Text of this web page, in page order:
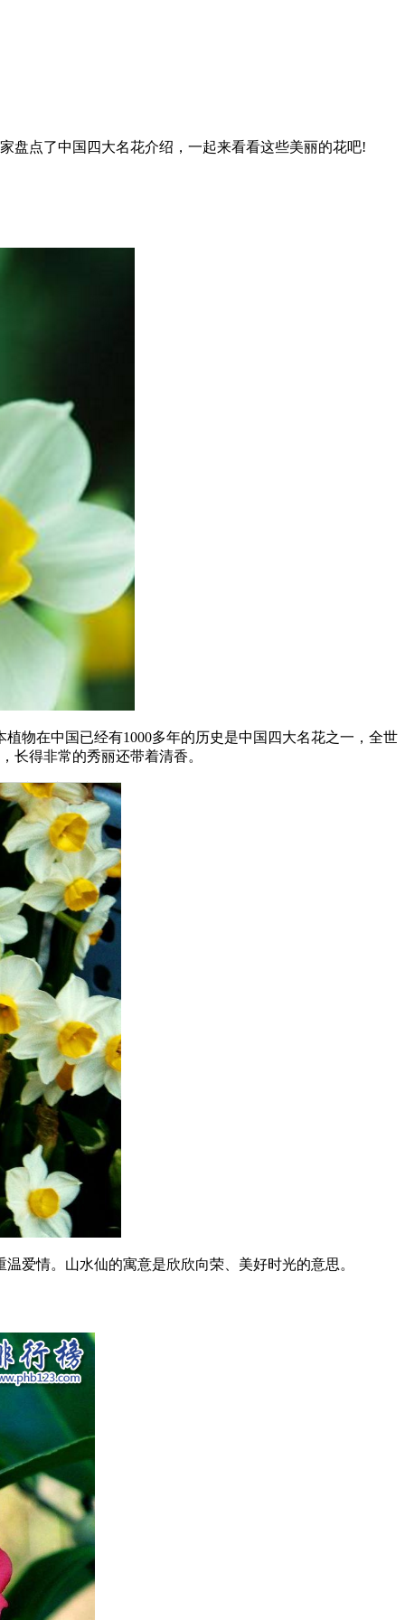
盘点了中国四大名花介绍，一起来看看这些美丽的花吧!
在中国已经有1000多年的历史是中国四大名花之一，全世
长得非常的秀丽还带着清香。
情。山水仙的寓意是欣欣向荣、美好时光的意思。